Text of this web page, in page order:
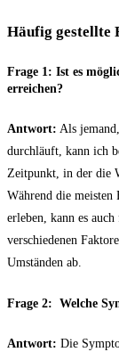
Häufig gestellte
Frage 1: Ist es
erreichen?
Antwort: Als
durchläuft, kann ich
Zeitpunkt, in der die
Während die meisten
erleben, kann es⁢
verschiedenen
Umständen ab.
Frage 2: Welche
Antwort: Die